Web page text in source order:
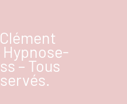
– Tous